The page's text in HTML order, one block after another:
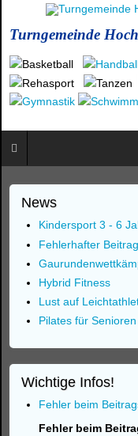
Turngemeinde
News
Kindersport 3 - 6
Fehlerhafter
Hybrid Fitness
Lust auf
Pilates für Senioren
Wichtige Infos!
Fehler beim
Fehler beim